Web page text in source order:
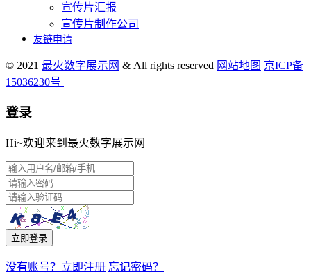
宣传片汇报
宣传片制作公司
友链申请
© 2021 最火数字展示网 & All rights reserved 网站地图 京ICP备
15036230号
登录
Hi~欢迎来到最火数字展示网
立即登录
没有账号？立即注册 忘记密码？